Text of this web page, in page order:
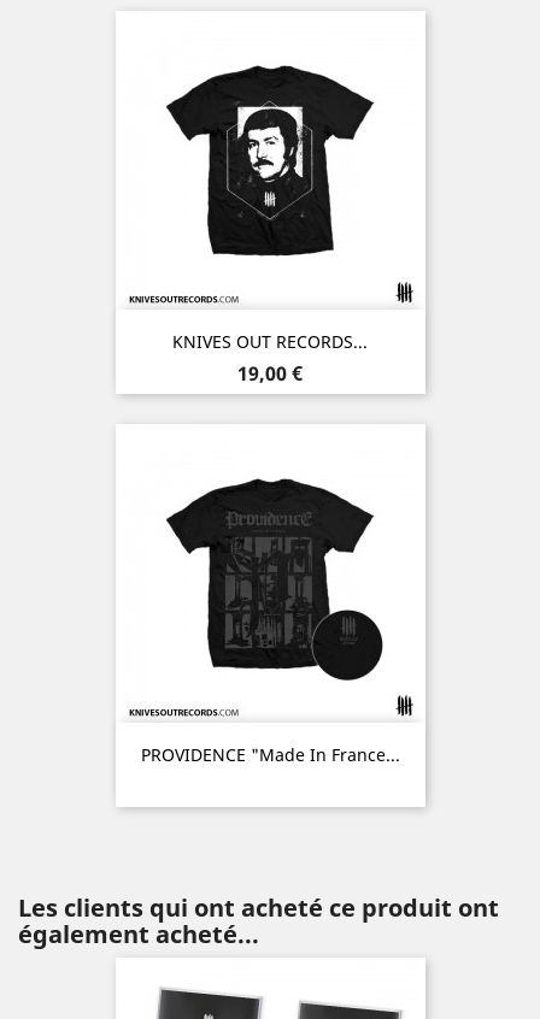
KNIVES OUT RECORDS...
Prix
19,00 €
PROVIDENCE "Made In France...
Les clients qui ont acheté ce produit ont
également acheté...